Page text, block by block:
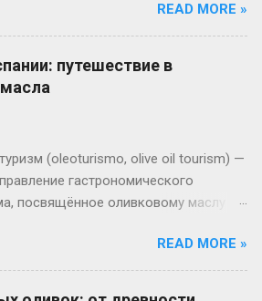
до турецких хамамов и мастерских
Хотя с точки зрения химии
масло не является идеальным
для мыловарения, его мягкость,
его основой самых известных
показывает, что оливковое масло
было чем-то большим, чем продукт
находя своё место в самых разных
READ MORE »
путешествие в
(oleoturismo, olive oil tourism) —
гастрономического
посвящённое оливковому маслу и
появился в 1990-х годах в странах
где традиции
READ MORE »